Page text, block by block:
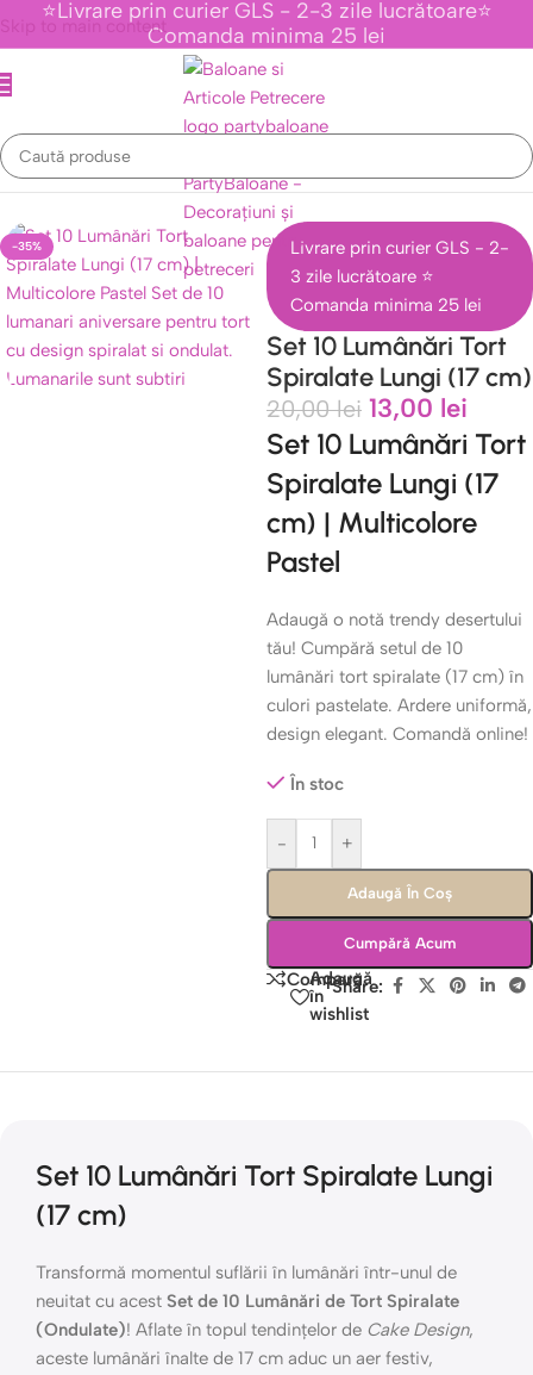
Skip to main content
⭐Livrare prin curier GLS - 2-3 zile lucrătoare⭐
Comanda minima 25 lei
Prima pagină/Lumanari tort/Lumanari Generice
-35%
Livrare prin curier GLS - 2-
3 zile lucrătoare ⭐
Comanda minima 25 lei
Set 10 Lumânări Tort
Spiralate Lungi (17 cm)
20,00lei 13,00 lei
Set 10 Lumânări Tort
Spiralate Lungi (17
cm) | Multicolore
Pastel
Adaugă o notă trendy desertului
tău! Cumpără setul de 10
lumânări tort spiralate (17 cm) în
culori pastelate. Ardere uniformă,
design elegant. Comandă online!
În stoc
- +
Adaugă În Coș
Cumpără Acum
Compară
Adaugă
în
wishlist
Share:
Set 10 Lumânări Tort Spiralate Lungi
(17 cm)
Transformă momentul suflării în lumânări într-unul de
neuitat cu acest Set de 10 Lumânări de Tort Spiralate
(Ondulate)! Aflate în topul tendințelor de Cake Design,
aceste lumânări înalte de 17 cm aduc un aer festiv,